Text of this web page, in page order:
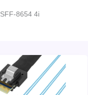
SFF-8654 4i